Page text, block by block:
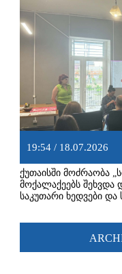
19:54 / 18.07.2026
ქუთაისში მოძრაობა
მოქალაქეებს
საკუთარი ხედვები და